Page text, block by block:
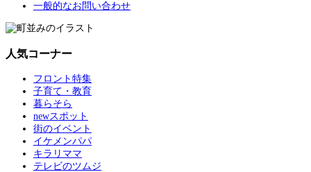
一般的なお問い合わせ
人気コーナー
フロント特集
子育て・教育
暮らそら
newスポット
街のイベント
イケメンパパ
キラリママ
テレビのツムジ